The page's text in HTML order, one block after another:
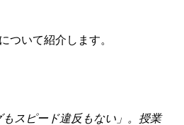
ついて紹介します。
もスピード違反もない」。授業